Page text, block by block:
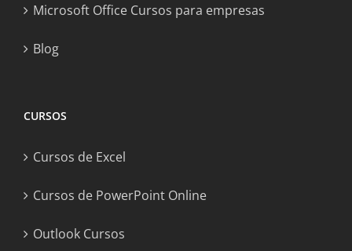
Microsoft Office Cursos para empresas
Blog
CURSOS
Cursos de Excel
Cursos de PowerPoint Online
Outlook Cursos